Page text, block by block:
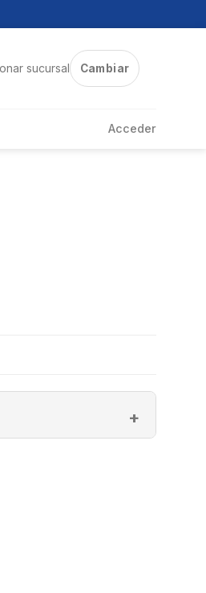
sucursal Cambiar
Acceder